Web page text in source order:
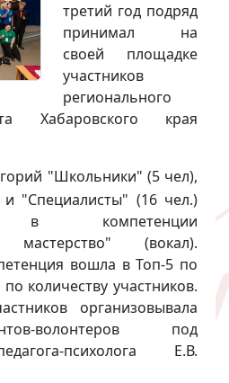
третий год подряд
принимал на
своей площадке
участников
регионального
Хабаровского края
"Школьники" (5 чел),
"Специалисты" (16 чел.)
в компетенции
мастерство" (вокал).
вошла в Топ-5 по
количеству участников.
организовывала
волонтеров под
психолога Е.В.